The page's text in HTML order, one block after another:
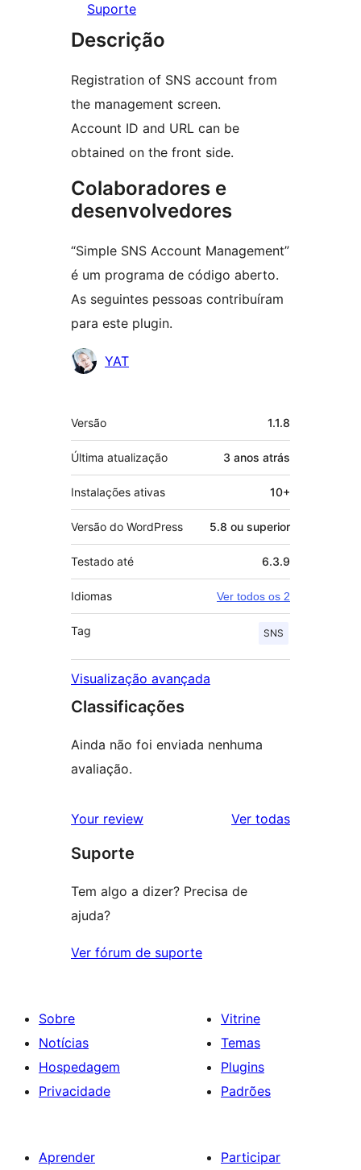
Suporte
Descrição
Registration of SNS account from
the management screen.
Account ID and URL can be
obtained on the front side.
Colaboradores e
desenvolvedores
“Simple SNS Account Management”
é um programa de código aberto.
As seguintes pessoas contribuíram
para este plugin.
Colaboradores
YAT
Meta
Versão 1.1.8
Última atualização 3 anos atrás
Instalações ativas 10+
Versão do WordPress 5.8 ou superior
Testado até 6.3.9
Idiomas Ver todos os 2
Tag SNS
Visualização avançada
Classificações
Ainda não foi enviada nenhuma
avaliação.
Your review Ver todasavaliações
Suporte
Tem algo a dizer? Precisa de
ajuda?
Ver fórum de suporte
Sobre
Notícias
Hospedagem
Privacidade
Vitrine
Temas
Plugins
Padrões
Aprender
Participar